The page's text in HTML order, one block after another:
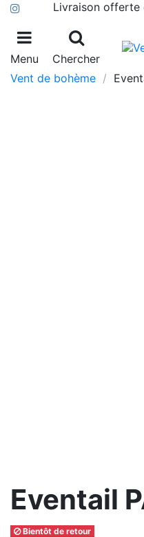
Livraison offerte
Menu Chercher
Vent de bohème
Eventail
Bientôt de retour